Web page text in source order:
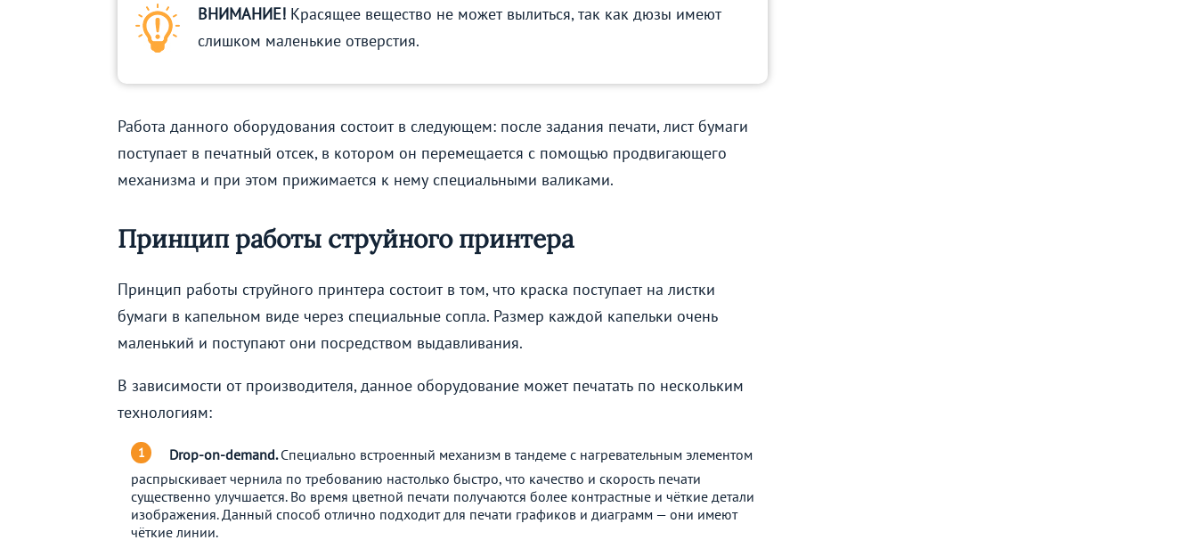
ВНИМАНИЕ! Красящее вещество не может вылиться, так как дюзы имеют
слишком маленькие отверстия.
Работа данного оборудования состоит в следующем: после задания печати, лист бумаги
поступает в печатный отсек, в котором он перемещается с помощью продвигающего
механизма и при этом прижимается к нему специальными валиками.
Принцип работы струйного принтера
Принцип работы струйного принтера состоит в том, что краска поступает на листки
бумаги в капельном виде через специальные сопла. Размер каждой капельки очень
маленький и поступают они посредством выдавливания.
В зависимости от производителя, данное оборудование может печатать по нескольким
технологиям:
Drop-on-demand.Специально встроенный механизм в тандеме с нагревательным элементом
распрыскивает чернила по требованию настолько быстро, что качество и скорость печати
существенно улучшается. Во время цветной печати получаются более контрастные и чёткие детали
изображения. Данный способ отлично подходит для печати графиков и диаграмм — они имеют
чёткие линии.